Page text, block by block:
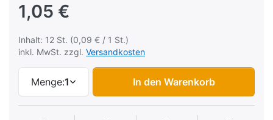
1,05 €
Inhalt: 12 St. (0,09 € / 1 St.)
inkl. MwSt. zzgl. Versandkosten
Menge:1 In den Warenkorb